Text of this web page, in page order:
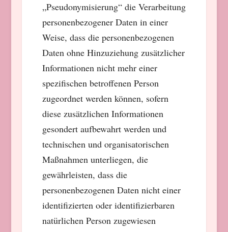
„Pseudonymisierung“ die Verarbeitung
personenbezogener Daten in einer
Weise, dass die personenbezogenen
Daten ohne Hinzuziehung zusätzlicher
Informationen nicht mehr einer
spezifischen betroffenen Person
zugeordnet werden können, sofern
diese zusätzlichen Informationen
gesondert aufbewahrt werden und
technischen und organisatorischen
Maßnahmen unterliegen, die
gewährleisten, dass die
personenbezogenen Daten nicht einer
identifizierten oder identifizierbaren
natürlichen Person zugewiesen